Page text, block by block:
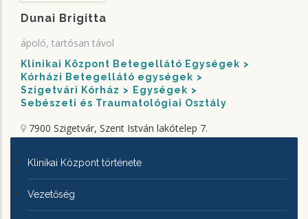
Dunai Brigitta
ápoló, tartósan távol
Klinikai Központ Betegellátó Egységek
Kórházi Betegellátó egységek
Szigetvári Kórház
Egységek
Sebészeti és Traumatológiai Osztály
7900 Szigetvár, Szent István lakótelep 7.
KLINIKAI
KÖZPONTRÓL
Klinikai Központ története
Vezetőség